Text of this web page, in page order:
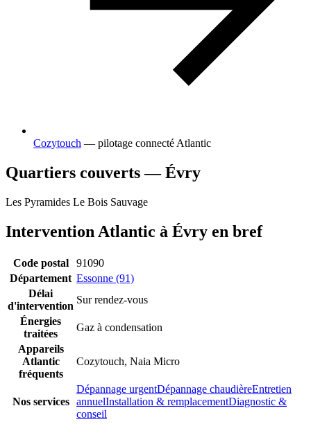
Cozytouch — pilotage connecté Atlantic
Quartiers couverts — Évry
Les Pyramides Le Bois Sauvage
Intervention Atlantic à Évry en bref
Code postal
91090
Département Essonne (91)
Délai
d'intervention
Sur rendez-vous
Énergies
traitées
Gaz à condensation
Appareils
Atlantic
fréquents
Cozytouch, Naia Micro
Nos services
Dépannage urgentDépannage chaudièreEntretien
annuelInstallation & remplacementDiagnostic &
conseil